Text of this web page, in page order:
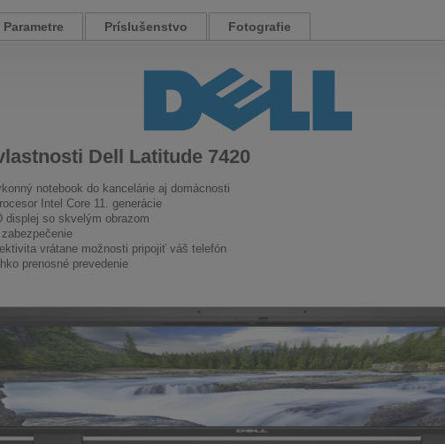
Parametre Príslušenstvo Fotografie
Dell Latitude 7420
notebook do kancelárie aj domácnosti
Intel Core 11. generácie
displej so skvelým obrazom
vrátane možnosti pripojiť váš telefón
prenosné prevedenie